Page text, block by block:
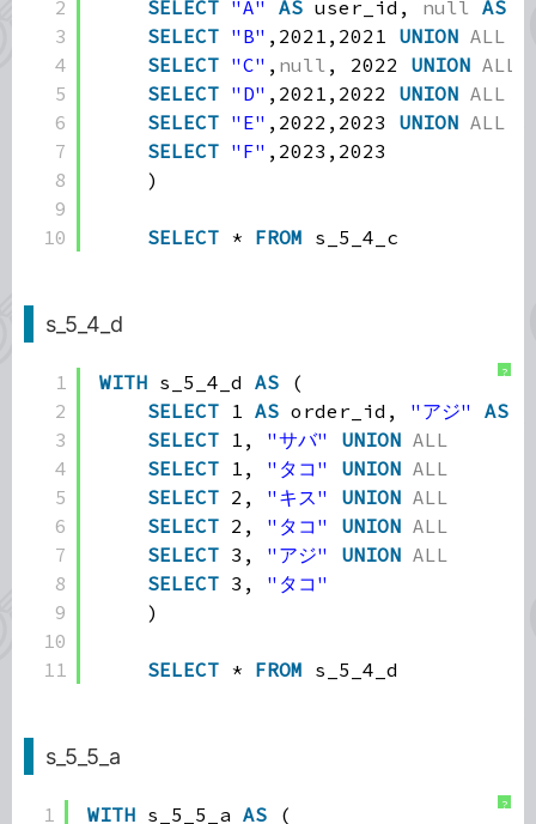
2
3
4
5
6
7
8
9
10
SELECT "A" AS user_id, null AS
SELECT "B" ,2021,2021 UNION ALL
SELECT "C" , null , 2022 UNION ALL
SELECT "D" ,2021,2022 UNION ALL
SELECT "E" ,2022,2023 UNION ALL
SELECT "F" ,2023,2023
)
SELECT * FROM s_5_4_c
s_5_4_d
?
1
2
3
4
5
6
7
8
9
10
11
WITH s_5_4_d AS
(
SELECT 1 AS order_id, "アジ" AS
SELECT 1, "サバ" UNION ALL
SELECT 1, "タコ" UNION ALL
SELECT 2, "キス" UNION ALL
SELECT 2, "タコ" UNION ALL
SELECT 3, "アジ" UNION ALL
SELECT 3, "タコ"
)
SELECT * FROM s_5_4_d
s_5_5_a
?
1
WITH s_5_5_a AS
(